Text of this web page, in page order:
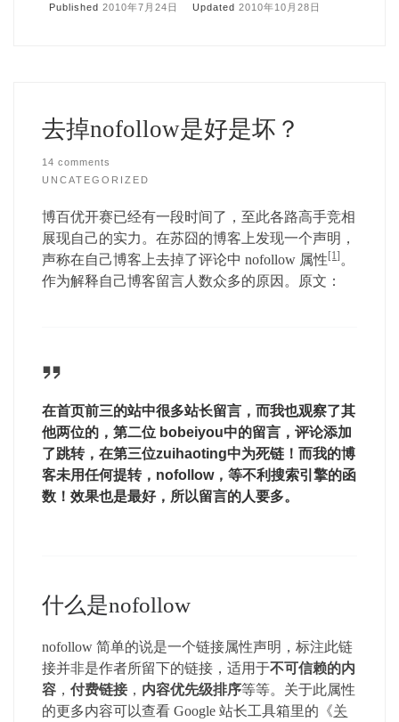
Published2010年7月24日 Updated2010年10月28日
去掉nofollow是好是坏？
14 comments
UNCATEGORIZED
博百优开赛已经有一段时间了，至此各路高手竞相
展现自己的实力。在苏囧的博客上发现一个声明，
声称在自己博客上去掉了评论中 nofollow 属性 [1] 。
作为解释自己博客留言人数众多的原因。原文：
在首页前三的站中很多站长留言，而我也观察了其
他两位的，第二位 bobeiyou中的留言，评论添加
了跳转，在第三位zuihaoting中为死链！而我的博
客未用任何提转，nofollow，等不利搜索引擎的函
数！效果也是最好，所以留言的人要多。
什么是nofollow
nofollow 简单的说是一个链接属性声明，标注此链
接并非是作者所留下的链接，适用于不可信赖的内
容 ，付费链接 ， 内容优先级排序等等。关于此属性
的更多内容可以查看 Google 站长工具箱里的《关